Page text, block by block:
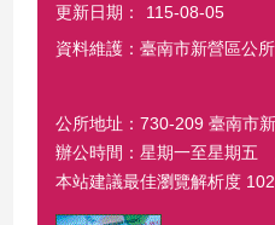
更新日期：
115-08-05
資料維護：臺南市新營區公所
公所地址：730-209 臺南市
辦公時間：星期一至星期五
本站建議最佳瀏覽解析度